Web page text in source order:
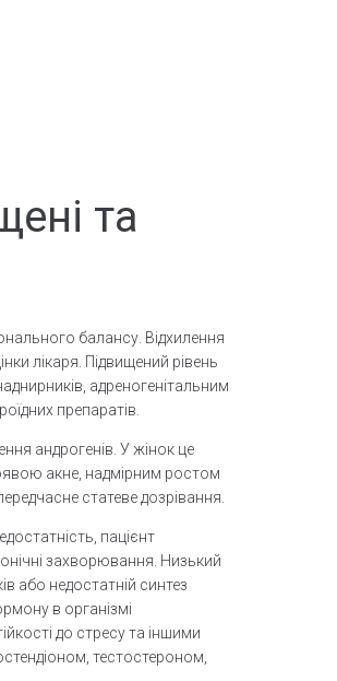
та
балансу. Відхилення
лікаря. Підвищений рівень
адреногенітальним
препаратів.
андрогенів. У жінок це
акне, надмірним ростом
статеве дозрівання.
пацієнт
захворювання. Низький
або недостатній синтез
в організмі
до стресу та іншими
тестостероном,